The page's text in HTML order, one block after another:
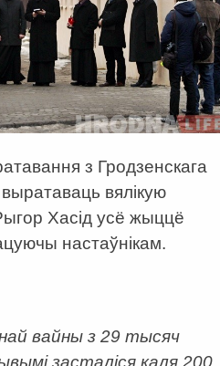
з Гродзенскага
вялікую
Хасiд усё жыццё
настаўнікам.
вайны з 29 тысяч
засталіся каля 200